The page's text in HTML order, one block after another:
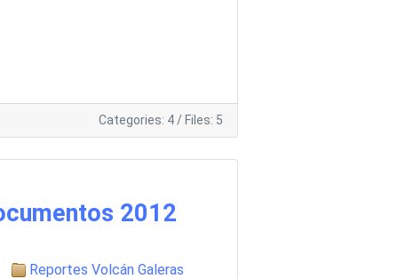
Categories: 4/ Files: 5
2012
Reportes Volcán Galeras